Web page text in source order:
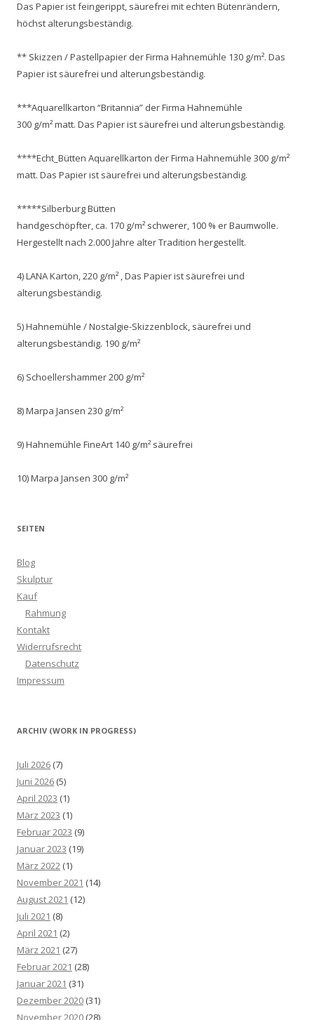
Das Papier ist feingerippt, säurefrei mit echten Bütenrändern,
höchst alterungsbeständig.
** Skizzen / Pastellpapier der Firma Hahnemühle 130 g/m². Das
Papier ist säurefrei und alterungsbeständig.
***Aquarellkarton “Britannia” der Firma Hahnemühle
300 g/m² matt. Das Papier ist säurefrei und alterungsbeständig.
****Echt_Bütten Aquarellkarton der Firma Hahnemühle 300 g/m²
matt. Das Papier ist säurefrei und alterungsbeständig.
*****Silberburg Bütten
handgeschöpfter, ca. 170 g/m² schwerer, 100 % er Baumwolle.
Hergestellt nach 2.000 Jahre alter Tradition hergestellt.
4) LANA Karton, 220 g/m² , Das Papier ist säurefrei und
alterungsbeständig.
5) Hahnemühle / Nostalgie-Skizzenblock, säurefrei und
alterungsbeständig. 190 g/m²
6) Schoellershammer 200 g/m²
8) Marpa Jansen 230 g/m²
9) Hahnemühle FineArt 140 g/m² säurefrei
10) Marpa Jansen 300 g/m²
SEITEN
Blog
Skulptur
Kauf
Rahmung
Kontakt
Widerrufsrecht
Datenschutz
Impressum
ARCHIV (WORK IN PROGRESS)
Juli 2026 (7)
Juni 2026 (5)
April 2023 (1)
März 2023 (1)
Februar 2023 (9)
Januar 2023 (19)
März 2022 (1)
November 2021 (14)
August 2021 (12)
Juli 2021 (8)
April 2021 (2)
März 2021 (27)
Februar 2021 (28)
Januar 2021 (31)
Dezember 2020 (31)